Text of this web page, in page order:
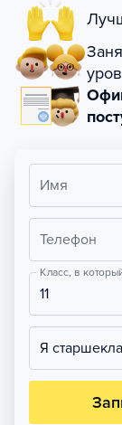
Имя
Телефон
Класс, в
11
Я